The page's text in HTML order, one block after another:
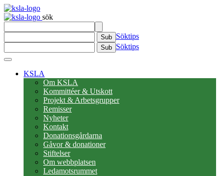
sök
Sub Söktips
Sub Söktips
KSLA
Om KSLA
Kommittéer & Utskott
Projekt & Arbetsgrupper
Remisser
Nyheter
Kontakt
Donationsgårdarna
Gåvor & donationer
Stiftelser
Om webbplatsen
Ledamotsrummet